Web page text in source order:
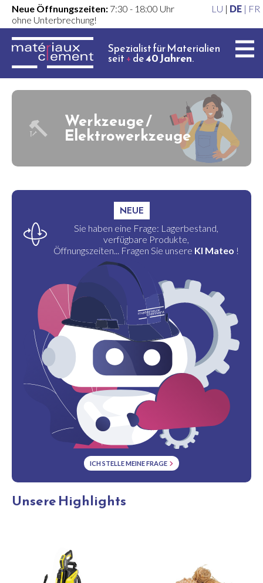
Neue Öffnungszeiten: 7:30 - 18:00 Uhr
ohne Unterbrechung!
LU | DE | FR
Spezialist für Materialien
seit+de40 Jahren.
Werkzeuge /
Elektrowerkzeuge
NEUE
Sie haben eine Frage: Lagerbestand,
verfügbare Produkte,
Öffnungszeiten... Fragen Sie unsere KI Mateo !
ICH STELLE MEINE FRAGE
Unsere Highlights